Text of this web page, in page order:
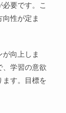
要です。こ
性が定ま
向上しま
、学習の意欲
ます。目標を